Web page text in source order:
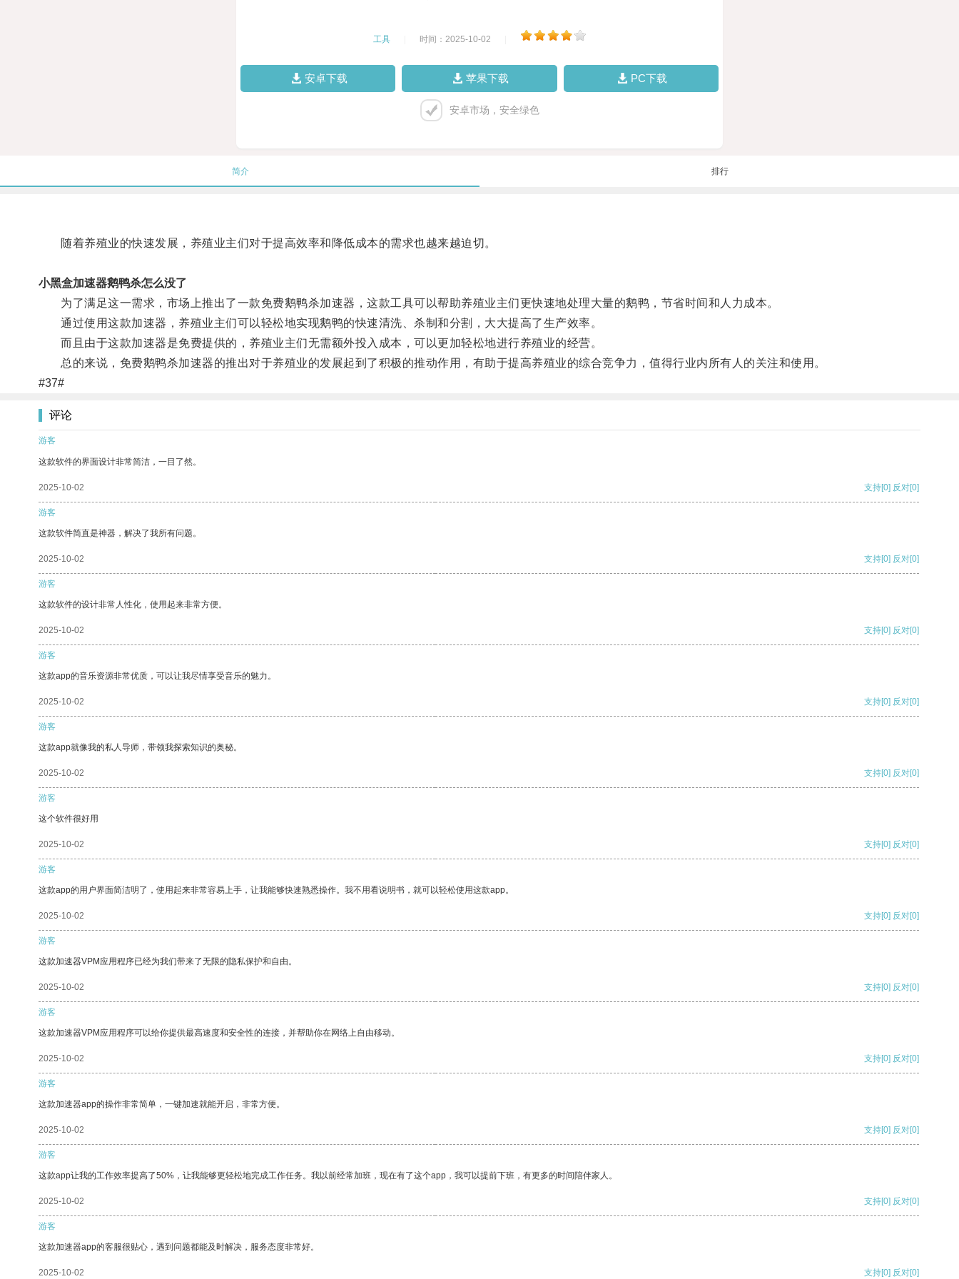
工具 时间：2025-10-02
安卓下载 苹果下载 PC下载
安卓市场，安全绿色
简介 排行
随着养殖业的快速发展，养殖业主们对于提高效率和降低成本的需求也越来越迫切。
小黑盒加速器鹅鸭杀怎么没了
为了满足这一需求，市场上推出了一款免费鹅鸭杀加速器，这款工具可以帮助养殖业主们更快速地处理大量的鹅鸭，节省时间和人力成本。
通过使用这款加速器，养殖业主们可以轻松地实现鹅鸭的快速清洗、杀制和分割，大大提高了生产效率。
而且由于这款加速器是免费提供的，养殖业主们无需额外投入成本，可以更加轻松地进行养殖业的经营。
总的来说，免费鹅鸭杀加速器的推出对于养殖业的发展起到了积极的推动作用，有助于提高养殖业的综合竞争力，值得行业内所有人的关注和使用。
#37#
评论
游客
这款软件的界面设计非常简洁，一目了然。
2025-10-02 支持[0] 反对[0]
游客
这款软件简直是神器，解决了我所有问题。
2025-10-02 支持[0] 反对[0]
游客
这款软件的设计非常人性化，使用起来非常方便。
2025-10-02 支持[0] 反对[0]
游客
这款app的音乐资源非常优质，可以让我尽情享受音乐的魅力。
2025-10-02 支持[0] 反对[0]
游客
这款app就像我的私人导师，带领我探索知识的奥秘。
2025-10-02 支持[0] 反对[0]
游客
这个软件很好用
2025-10-02 支持[0] 反对[0]
游客
这款app的用户界面简洁明了，使用起来非常容易上手，让我能够快速熟悉操作。我不用看说明书，就可以轻松使用这款app。
2025-10-02 支持[0] 反对[0]
游客
这款加速器VPM应用程序已经为我们带来了无限的隐私保护和自由。
2025-10-02 支持[0] 反对[0]
游客
这款加速器VPM应用程序可以给你提供最高速度和安全性的连接，并帮助你在网络上自由移动。
2025-10-02 支持[0] 反对[0]
游客
这款加速器app的操作非常简单，一键加速就能开启，非常方便。
2025-10-02 支持[0] 反对[0]
游客
这款app让我的工作效率提高了50%，让我能够更轻松地完成工作任务。我以前经常加班，现在有了这个app，我可以提前下班，有更多的时间陪伴家人。
2025-10-02 支持[0] 反对[0]
游客
这款加速器app的客服很贴心，遇到问题都能及时解决，服务态度非常好。
2025-10-02 支持[0] 反对[0]